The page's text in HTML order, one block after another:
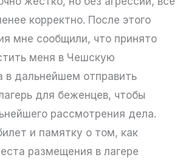
корректно. После этого
мне сообщили, что принято
меня в Чешскую
в дальнейшем отправить
для беженцев, чтобы
рассмотрения дела.
и памятку о том, как
размещения в лагере